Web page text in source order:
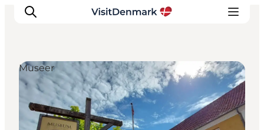
Inspiration
Destinationer
Museer